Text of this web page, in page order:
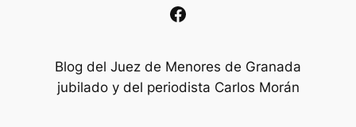
Facebook
Blog del Juez de Menores de Granada
jubilado y del periodista Carlos Morán